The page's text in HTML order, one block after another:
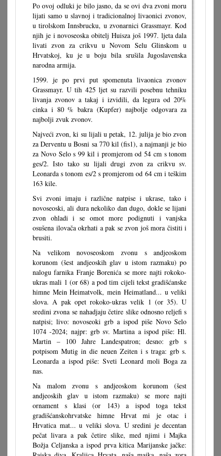
Po ovoj odluki je bilo jasno, da se ovi dva zvoni moru
lijati samo u slavnoj i tradicionalnoj livaonici zvonov,
u tirolskom Innsbrucku, u zvonarnici Grassmayr. Kod
njih je i novoseoska obitelj Huisza još 1997. ljeta dala
livati zvon za crikvu u Novom Selu Glinskom u
Hrvatskoj, ku je u boju bila srušila Jugoslavenska
narodna armija.
1599. je po prvi put spomenuta livaonica zvonov
Grassmayr. U tih 425 ljet su razvili posebnu tehniku
livanja zvonov a takaj i izvidili, da legura od 20%
cinka i 80 % bakra (Kupfer) najbolje odgovara za
najbolji zvuk zvonov.
Najveći zvon, ki su lijali u petak, 12. julija je bio zvon
za Derventu u Bosni sa 770 kil (fis1), a najmanji je bio
za Novo Selo s 99 kil i promjerom od 54 cm s tonom
ges/2. Isto tako su lijali drugi zvon za crikvu sv.
Leonarda s tonom es/2 s promjerom od 64 cm i teškim
163 kile.
Svi zvoni imaju i različne natpise i ukrase, tako i
novoseoski, ali dura nekoliko dan dugo, dokle se lijani
zvon ohladi i se omot more podignuti i vanjska
osušena ilovača okrhati a pak se zvon još mora čistiti i
brusiti.
Na velikom novoseoskom zvonu s andjeoskom
korunom (šest andjeoskih glav u istom razmaku) po
nalogu farnika Franje Borenića se more najti rokoko-
ukras mali 1 (or 68) a pod tim cijeli tekst gradišćanske
himne Mein Heimatvolk, mein Heimatland... u veliki
slova. A pak opet rokoko-ukras velik 1 (or 35). U
sredini zvona se nahadjaju četire slike odnosno reljefi s
natpisi; livo: novoseoki grb a ispod piše Novo Selo
1074 -2024; najpr: grb sv. Martina a ispod piše: Hl.
Martin – 100 Jahre Landespatron; desno: grb s
potpisom Mutig in die neuen Zeiten i s traga: grb s.
Leonarda a ispod piše: Sveti Leonard moli Boga za
nas.
Na malom zvonu s andjeoskom korunom (šest
andjeoskih glav u istom razmaku) se more najti
ornament s klasi (or 143) a ispod toga tekst
gradišćanskohrvatske himne Hrvat mi je otac i
Hrvatica mat... u veliki slova. U sredini je decentan
pečat livara a pak četire slike, med njimi i Majka
Božja Celjanska a ispod prva kitica Marijanske jačke: